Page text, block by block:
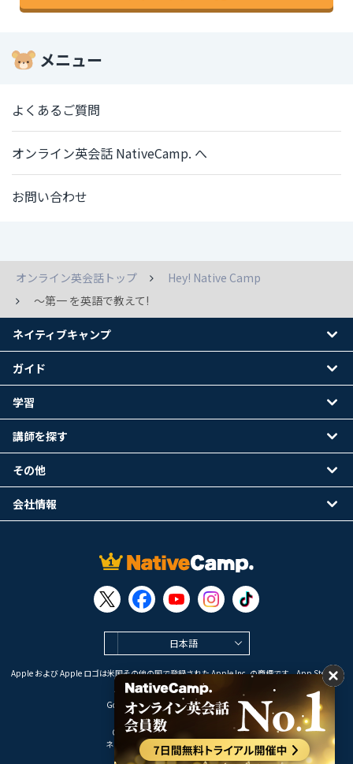
メニュー
よくあるご質問
オンライン英会話 NativeCamp. へ
お問い合わせ
オンライン英会話トップ
Hey! Native Camp
～第一 を英語で教えて!
日本語
Apple および Apple ロゴは米国その他の国で登録された Apple Inc. の商標です。App Store は
Apple Inc. のサービスマークです。
Google Play は Google LLC の商標です。
Copyright © 2026 オンライン英会話
ネイティブキャンプ All Rights Reserved.
ネイティブキャンプ
ガイド
学習
講師を探す
その他
会社情報